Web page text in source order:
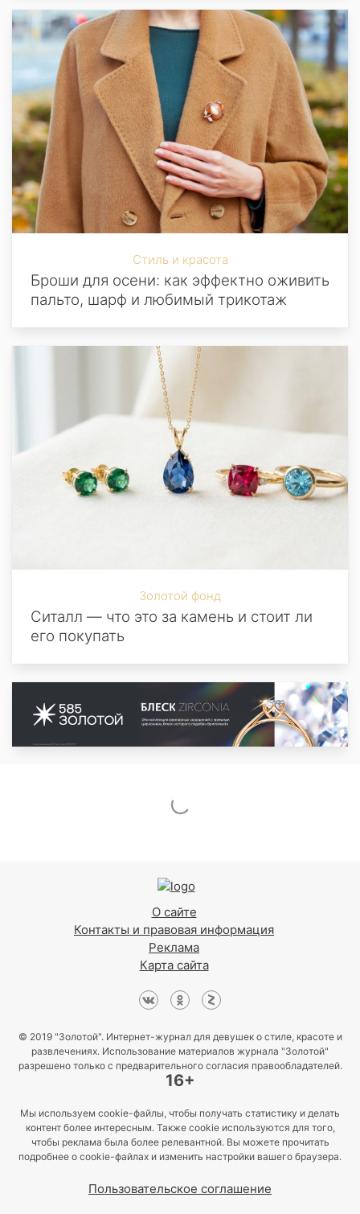
Стиль и красота
Броши для осени: как эффектно оживить
пальто, шарф и любимый трикотаж
Золотой фонд
Ситалл — что это за камень и стоит ли
его покупать
О сайте
Контакты и правовая информация
Реклама
Карта сайта
© 2019 "Золотой". Интернет-журнал для девушек о стиле, красоте и
развлечениях. Использование материалов журнала "Золотой"
разрешено только с предварительного согласия правообладателей.
16+
Мы используем cookie-файлы, чтобы получать статистику и делать
контент более интересным. Также cookie используются для того,
чтобы реклама была более релевантной. Вы можете прочитать
подробнее о cookie-файлах и изменить настройки вашего браузера.
Пользовательское соглашение